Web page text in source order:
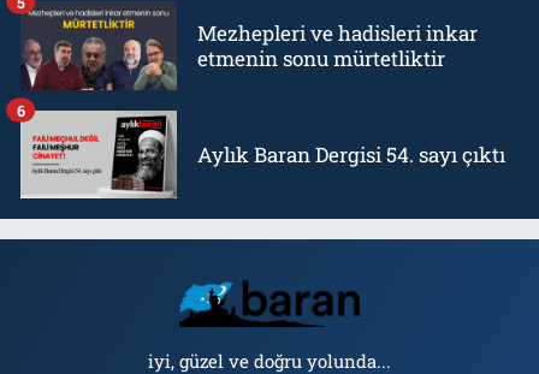
Mezhepleri ve hadisleri inkar
etmenin sonu mürtetliktir
Aylık Baran Dergisi 54. sayı çıktı
6
iyi, güzel ve doğru yolunda...